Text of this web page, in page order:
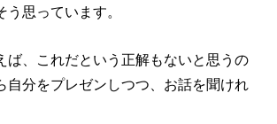
う思っています。
ば、これだという正解もないと思うの
自分をプレゼンしつつ、お話を聞けれ